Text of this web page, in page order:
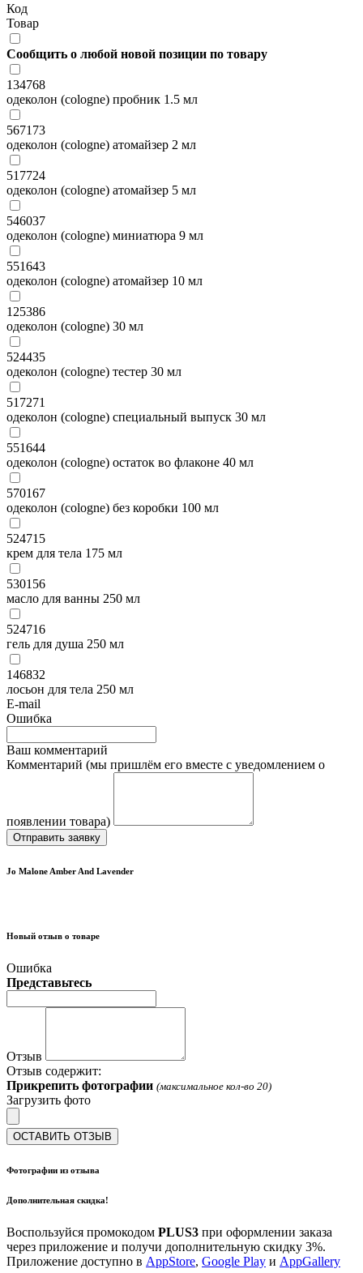
Код
Товар
Сообщить о любой новой позиции по товару
134768
одеколон (cologne) пробник 1.5 мл
567173
одеколон (cologne) атомайзер 2 мл
517724
одеколон (cologne) атомайзер 5 мл
546037
одеколон (cologne) миниатюра 9 мл
551643
одеколон (cologne) атомайзер 10 мл
125386
одеколон (cologne) 30 мл
524435
одеколон (cologne) тестер 30 мл
517271
одеколон (cologne) специальный выпуск 30 мл
551644
одеколон (cologne) остаток во флаконе 40 мл
570167
одеколон (cologne) без коробки 100 мл
524715
крем для тела 175 мл
530156
масло для ванны 250 мл
524716
гель для душа 250 мл
146832
лосьон для тела 250 мл
E-mail
Ошибка
Ваш комментарий
Комментарий (мы пришлём его вместе с уведомлением о
появлении товара)
Отправить заявку
Jo Malone Amber And Lavender
Новый отзыв о товаре
Ошибка
Представьтесь
Отзыв
Отзыв содержит:
Прикрепить фотографии (максимальное кол-во 20)
Загрузить фото
ОСТАВИТЬ ОТЗЫВ
Фотографии из отзыва
Дополнительная скидка!
Воспользуйся промокодом PLUS3 при оформлении заказа
через приложение и получи дополнительную скидку 3%.
Приложение доступно в AppStore, Google Play и AppGallery